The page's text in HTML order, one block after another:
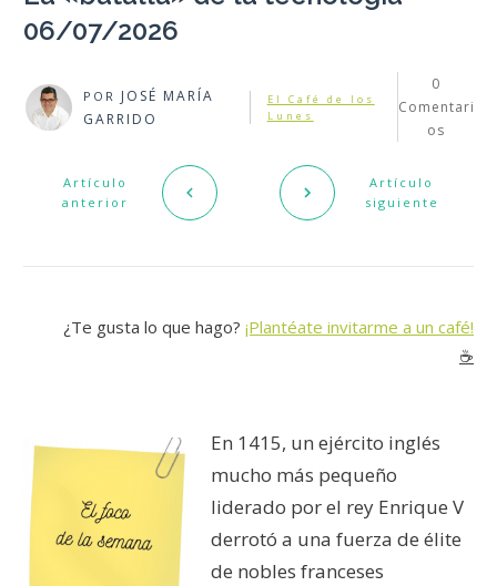
06/07/2026
POR JOSÉ MARÍA
GARRIDO
El Café de los
Lunes
0
Comentari
os
Artículo
anterior
Artículo
siguiente
¿Te gusta lo que hago? ¡Plantéate invitarme a un café!
☕️
En 1415, un ejército inglés
mucho más pequeño
liderado por el rey Enrique V
derrotó a una fuerza de élite
de nobles franceses